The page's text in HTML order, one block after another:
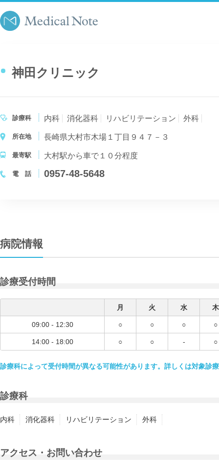
神田クリニック
診療科 内科 消化器科 リハビリテーション 外科
所在地 長崎県大村市木場１丁目９４７－３
最寄駅 大村駅から車で１０分程度
電 話 0957-48-5648
病院情報
診療受付時間
月 火 水 木
09:00 - 12:30 ○ ○ ○ ○
14:00 - 18:00 ○ ○ - ○
診療科によって受付時間が異なる可能性があります。詳しくは対象診
診療科
内科 消化器科 リハビリテーション 外科
アクセス・お問い合わせ